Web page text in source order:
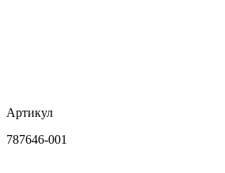
Артикул
787646-001